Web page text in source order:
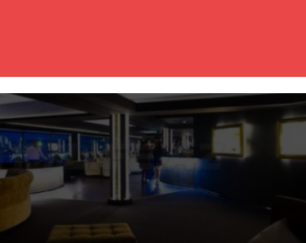
с окон ресторана, а также послушать отличную
и веселья. Также вас ждет ежедневная
до 15:00 Вы можете попробовать специально